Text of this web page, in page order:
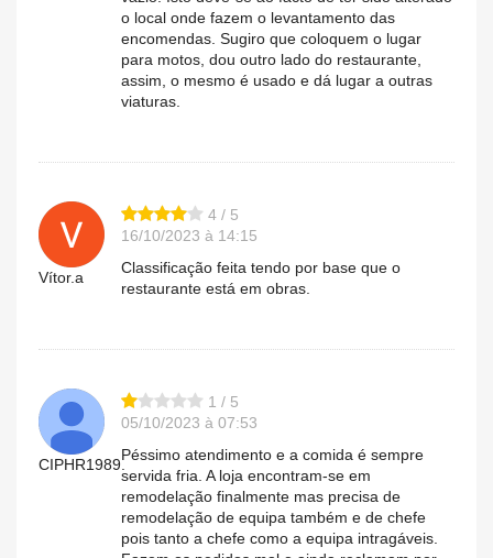
o local onde fazem o levantamento das
encomendas. Sugiro que coloquem o lugar
para motos, dou outro lado do restaurante,
assim, o mesmo é usado e dá lugar a outras
viaturas.
Vítor.a
4 / 5
16/10/2023 à 14:15
Classificação feita tendo por base que o
restaurante está em obras.
CIPHR1989.
1 / 5
05/10/2023 à 07:53
Péssimo atendimento e a comida é sempre
servida fria. A loja encontram-se em
remodelação finalmente mas precisa de
remodelação de equipa também e de chefe
pois tanto a chefe como a equipa intragáveis.